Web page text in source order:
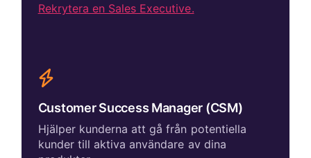
Rekrytera en Sales Executive.
Customer Success Manager (CSM)
Hjälper kunderna att gå från potentiella
kunder till aktiva användare av dina